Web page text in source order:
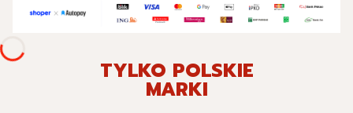
TYLKO POLSKIE
MARKI